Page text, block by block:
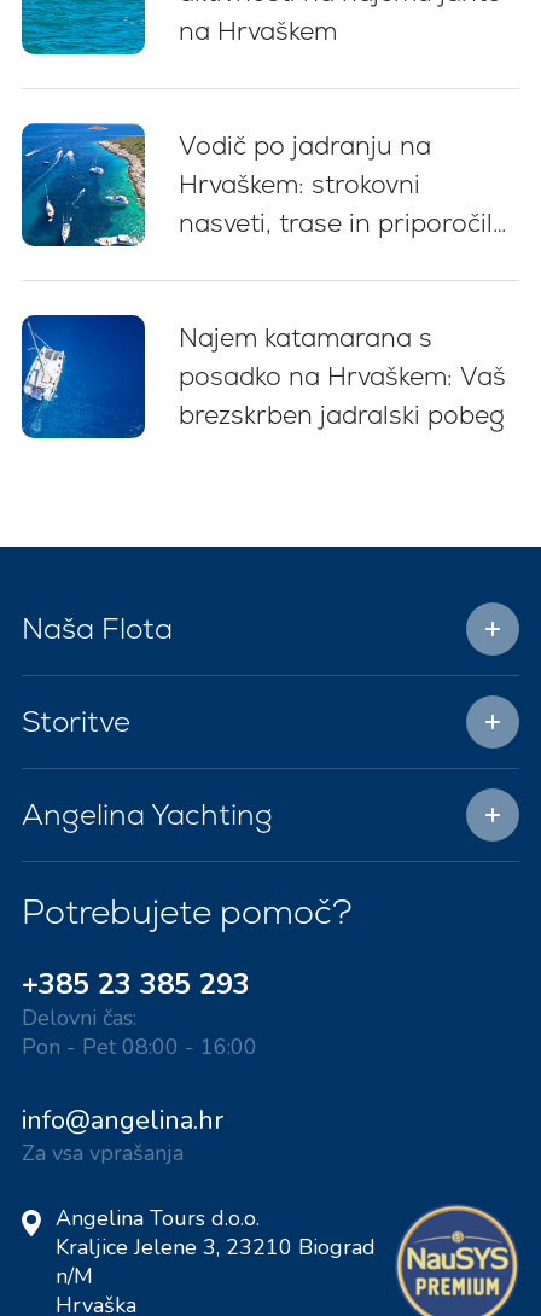
na Hrvaškem
Vodič po jadranju na
Hrvaškem: strokovni
nasveti, trase in priporočila
Najem katamarana s
posadko na Hrvaškem: Vaš
brezskrben jadralski pobeg
Naša Flota
Storitve
Angelina Yachting
Potrebujete pomoč?
+385 23 385 293
Delovni čas:
Pon - Pet 08:00 - 16:00
info@angelina.hr
Za vsa vprašanja
Angelina Tours d.o.o.
Kraljice Jelene 3, 23210 Biograd
n/M
Hrvaška